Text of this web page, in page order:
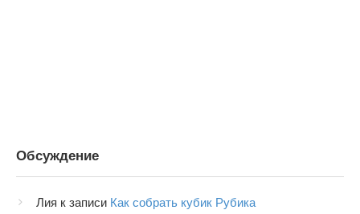
Обсуждение
Лия к записи Как собрать кубик Рубика